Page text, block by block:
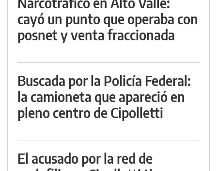
cayó un punto que operaba con
posnet y venta fraccionada
Buscada por la Policía Federal:
la camioneta que apareció en
pleno centro de Cipolletti
El acusado por la red de